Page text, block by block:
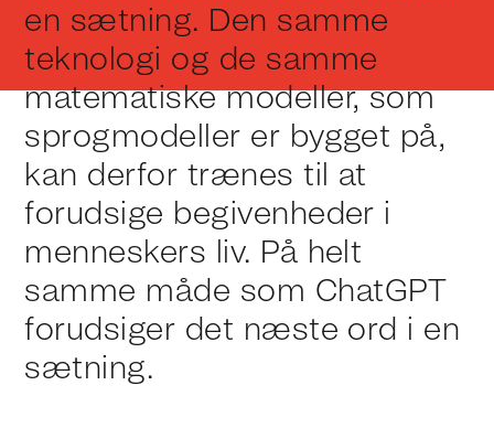
en sætning. Den samme
teknologi og de samme
matematiske modeller, som
sprogmodeller er bygget på,
kan derfor trænes til at
forudsige begivenheder i
menneskers liv. På helt
samme måde som ChatGPT
forudsiger det næste ord i en
sætning.